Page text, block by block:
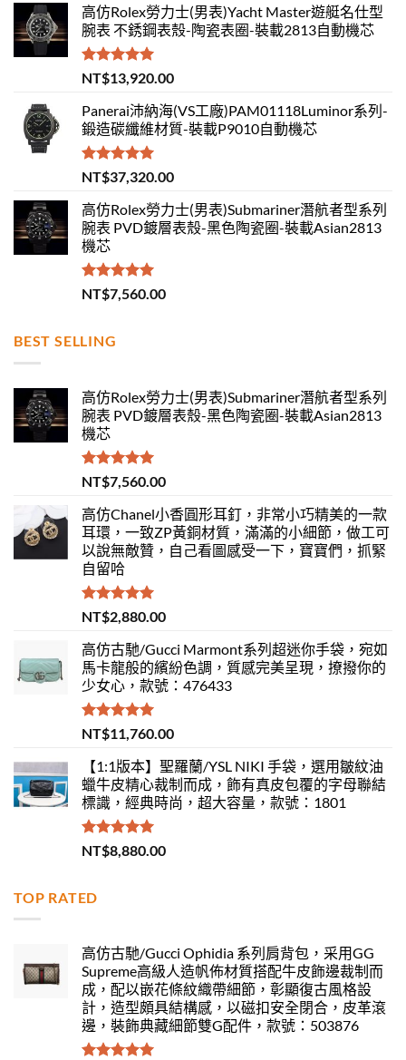
高仿Rolex勞力士(男表)Yacht Master遊艇名仕型
腕表 不銹鋼表殼-陶瓷表圈-裝載2813自動機芯
評分5.00
滿分 5
NT$13,920.00
Panerai沛納海(VS工廠)PAM01118Luminor系列-
鍛造碳纖維材質-裝載P9010自動機芯
評分5.00
滿分 5
NT$37,320.00
高仿Rolex勞力士(男表)Submariner潛航者型系列
腕表 PVD鍍層表殼-黑色陶瓷圈-裝載Asian2813
機芯
評分 5.00
滿分 5
NT$7,560.00
BEST SELLING
高仿Rolex勞力士(男表)Submariner潛航者型系列
腕表 PVD鍍層表殼-黑色陶瓷圈-裝載Asian2813
機芯
評分 5.00
滿分 5
NT$7,560.00
高仿Chanel小香圓形耳釘，非常小巧精美的一款
耳環，一致ZP黃銅材質，滿滿的小細節，做工可
以說無敵贊，自己看圖感受一下，寶寶們，抓緊
自留哈
評分 5.00
滿分 5
NT$2,880.00
高仿古馳/Gucci Marmont系列超迷你手袋，宛如
馬卡龍般的繽紛色調，質感完美呈現，撩撥你的
少女心，款號：476433
評分5.00
滿分 5
NT$11,760.00
【1:1版本】聖羅蘭/YSL NIKI 手袋，選用皺紋油
蠟牛皮精心裁制而成，飾有真皮包覆的字母聯結
標識，經典時尚，超大容量，款號：1801
評分 5.00
滿分 5
NT$8,880.00
TOP RATED
高仿古馳/Gucci Ophidia 系列肩背包，采用GG
Supreme高級人造帆佈材質搭配牛皮飾邊裁制而
成，配以嵌花條紋織帶細節，彰顯復古風格設
計，造型頗具結構感，以磁扣安全閉合，皮革滾
邊，裝飾典藏細節雙G配件，款號：503876